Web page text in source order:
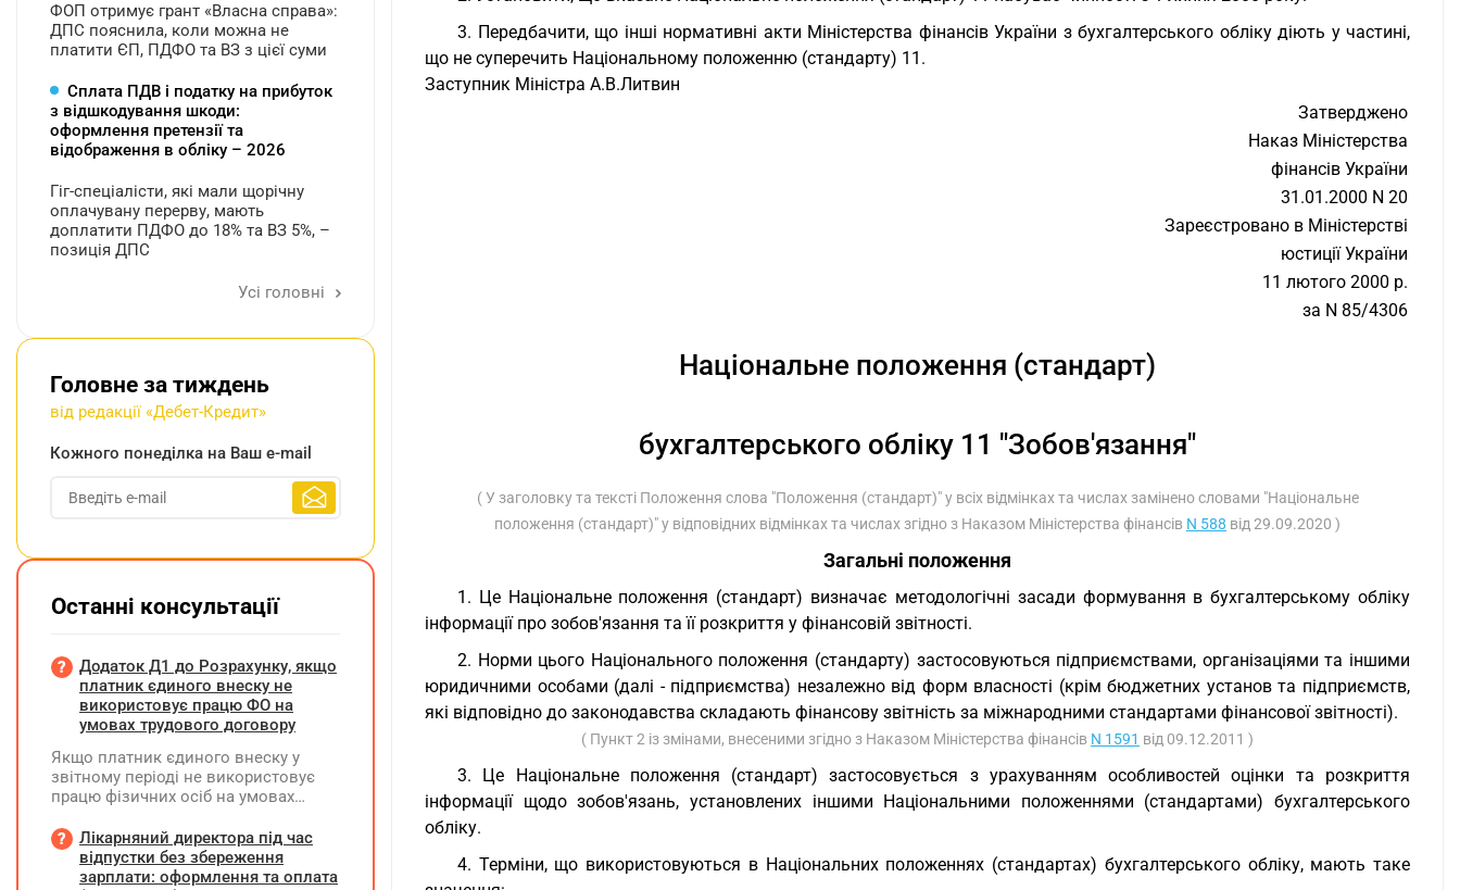
3. Передбачити, що інші нормативні акти Міністерства фінансів України з бухгалтерського обліку діють у частині,
що не суперечить Національному положенню (стандарту) 11.
Заступник Міністра А.В.Литвин
Затверджено
Наказ Міністерства
фінансів України
31.01.2000 N 20
Зареєстровано в Міністерстві
юстиції України
11 лютого 2000 р.
за N 85/4306
Національне положення (стандарт)
бухгалтерського обліку 11 "Зобов'язання"
( У заголовку та тексті Положення слова "Положення (стандарт)" у всіх відмінках та числах замінено словами "Національне
положення (стандарт)" у відповідних відмінках та числах згідно з Наказом Міністерства фінансів N 588 від 29.09.2020 )
Загальні положення
1. Це Національне положення (стандарт) визначає методологічні засади формування в бухгалтерському обліку
інформації про зобов'язання та її розкриття у фінансовій звітності.
2. Норми цього Національного положення (стандарту) застосовуються підприємствами, організаціями та іншими
юридичними особами (далі - підприємства) незалежно від форм власності (крім бюджетних установ та підприємств,
які відповідно до законодавства складають фінансову звітність за міжнародними стандартами фінансової звітності).
( Пункт 2 із змінами, внесеними згідно з Наказом Міністерства фінансів N 1591 від 09.12.2011 )
3. Це Національне положення (стандарт) застосовується з урахуванням особливостей оцінки та розкриття
інформації щодо зобов'язань, установлених іншими Національними положеннями (стандартами) бухгалтерського
обліку.
4. Терміни, що використовуються в Національних положеннях (стандартах) бухгалтерського обліку, мають таке
ФОП отримує грант «Власна справа»:
ДПС пояснила, коли можна не
платити ЄП, ПДФО та ВЗ з цієї суми
Сплата ПДВ і податку на прибуток
з відшкодування шкоди:
оформлення претензії та
відображення в обліку – 2026
Гіг-спеціалісти, які мали щорічну
оплачувану перерву, мають
доплатити ПДФО до 18% та ВЗ 5%, –
позиція ДПС
Усі головні
Головне за тиждень
від редакції «Дебет-Кредит»
Кожного понеділка на Ваш e-mail
Останні консультації
Додаток Д1 до Розрахунку, якщо
платник єдиного внеску не
використовує працю ФО на
умовах трудового договору
Якщо платник єдиного внеску у
звітному періоді не використовує
працю фізичних осіб на умовах
на інших умовах, передбачених
законодавством, Додаток Д1/
Додаток ФІЗ-Д1 за відповідний
Лікарняний директора під час
відпустки без збереження
зарплати: оформлення та оплата